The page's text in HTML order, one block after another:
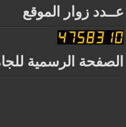
عــدد زوار الموقع
الصفحة الرسمية